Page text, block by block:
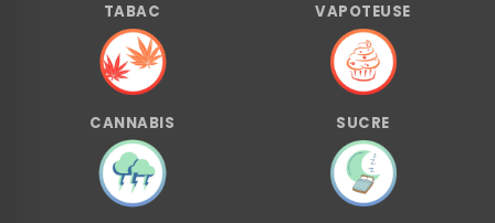
TABAC VAPOTEUSE
CANNABIS SUCRE